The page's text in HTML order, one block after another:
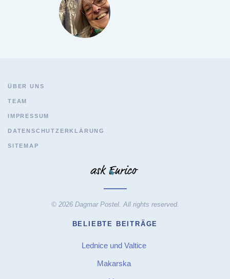
ÜBER UNS
TEAM
IMPRESSUM
DATENSCHUTZERKLÄRUNG
SITEMAP
© 2026 Dagmar Postel. All rights reserved.
BELIEBTE BEITRÄGE
Lednice und Valtice
Makarska